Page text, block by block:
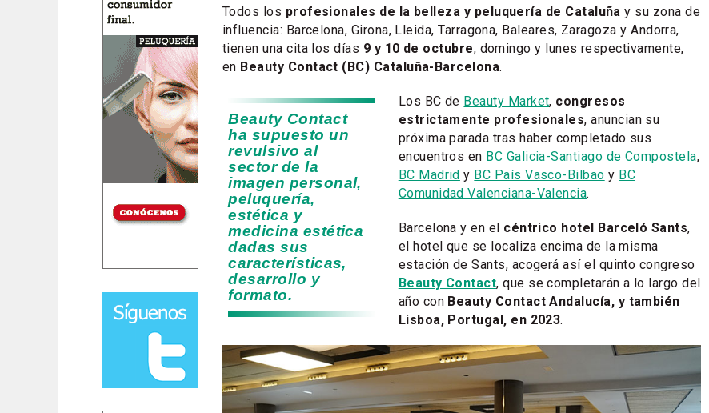
Todos los profesionales de la belleza y peluquería de Cataluñay su zona de
influencia: Barcelona, Girona, Lleida, Tarragona, Baleares, Zaragoza y Andorra,
tienen una cita los días 9 y 10 de octubre, domingo y lunes respectivamente,
en Beauty Contact (BC) Cataluña-Barcelona.
Beauty Contact
ha supuesto un
revulsivo al
sector de la
imagen personal,
peluquería,
estética y
medicina estética
dadas sus
características,
desarrollo y
formato.
Los BC de Beauty Market, congresos
estrictamente profesionales, anuncian su
próxima parada tras haber completado sus
encuentros en BC Galicia-Santiago de Compostela,
BC Madrid y BC País Vasco-Bilbao y BC
Comunidad Valenciana-Valencia.
Barcelona y en el céntrico hotel Barceló Sants,
el hotel que se localiza encima de la misma
estación de Sants, acogerá así el quinto congreso
Beauty Contact, que se completarán a lo largo del
año con Beauty Contact Andalucía, y también
Lisboa, Portugal, en 2023.